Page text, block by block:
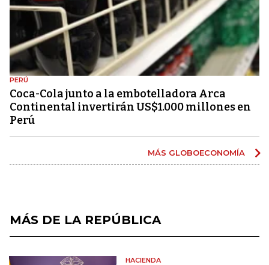
PERÚ
Coca-Cola junto a la embotelladora Arca
Continental invertirán US$1.000 millones en
Perú
MÁS GLOBOECONOMÍA
MÁS DE LA REPÚBLICA
HACIENDA